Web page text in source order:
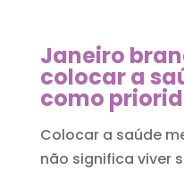
Janeiro
colocar a
como
Colocar a saúde
não significa viver